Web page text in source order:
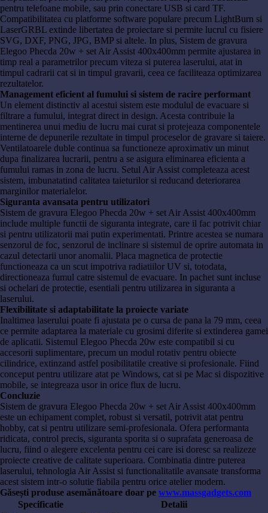
pentru telefoane mobile, sau prin conectare USB si card TF.
Compatibilitatea cu platforme software populare precum LightBurn si
LaserGRBL extinde libertatea de proiectare si permite lucrul cu fisiere
SVG, DXF, PNG, JPG, BMP si altele. In plus, Sistem de gravura
Elegoo Phecda 20w + set Air Assist 400x400mm permite ajustarea in
timp real a parametrilor precum viteza si puterea laserului, atat in
timpul cadrarii cat si in timpul gravarii, ceea ce faciliteaza optimizarea
rezultatelor.
Management eficient al fumului si sistem de racire performant
Un element distinctiv al acestui sistem este modulul de evacuare si
filtrare a fumului, integrat direct in design. Acesta contribuie la
mentinerea unui mediu de lucru mai curat si protejeaza componentele
interne de depunerile rezultate in timpul proceselor de gravare si taiere.
Ventilatoarele duble continua sa functioneze aproximativ un minut
dupa finalizarea lucrarii, pentru a se asigura eliminarea eficienta a
fumului ramas in zona de lucru. Setul Air Assist completeaza acest
sistem, imbunatatind calitatea taieturilor si reducand deteriorarea
marginilor materialelor.
Siguranta avansata pentru utilizatori
Sistem de gravura Elegoo Phecda 20w + set Air Assist 400x400mm
include multiple functii de siguranta integrate, care il fac potrivit chiar
si pentru utilizatorii mai putin experimentati. Printre acestea se numara
senzorul de foc, senzorul de inclinare si sistemul de oprire automata in
cazul detectarii unor anomalii. Placa magnetica de protectie
functioneaza ca un scut impotriva radiatiilor UV si, totodata,
directioneaza fumul catre sistemul de evacuare. In pachet sunt incluse
si ochelari de protectie, esentiali pentru utilizarea in siguranta a
laserului.
Flexibilitate si adaptabilitate la proiecte variate
Inaltimea laserului poate fi ajustata pe o cursa de pana la 79 mm, ceea
ce permite adaptarea la materiale cu grosimi diferite si extinderea gamei
de aplicatii. Sistemul Elegoo Phecda 20w este compatibil si cu
accesorii suplimentare, precum un modul rotativ pentru obiecte
cilindrice, extinzand astfel posibilitatile creative si profesionale. Fiind
conceput pentru utilizare atat pe Windows, cat si pe Mac si dispozitive
mobile, se integreaza usor in orice flux de lucru.
Concluzie
Sistem de gravura Elegoo Phecda 20w + set Air Assist 400x400mm
este un echipament complet, robust si versatil, potrivit atat pentru
hobby, cat si pentru utilizare semi-profesionala. Ofera performanta
ridicata, control precis, siguranta sporita si o suprafata generoasa de
lucru, fiind o alegere excelenta pentru cei care isi doresc sa realizeze
proiecte creative de calitate superioara. Combinatia dintre puterea
laserului, tehnologia Air Assist si functionalitatile avansate transforma
acest sistem intr-o solutie fiabila pentru orice atelier modern.
Găsești produse asemănătoare doar pe www.massgadgets.com
Specificatie
Detalii